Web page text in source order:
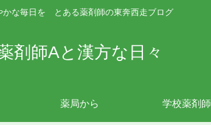
かな毎日を とある薬剤師の東奔西走ブログ
剤師Aと漢方な日々
薬局から 学校薬剤師